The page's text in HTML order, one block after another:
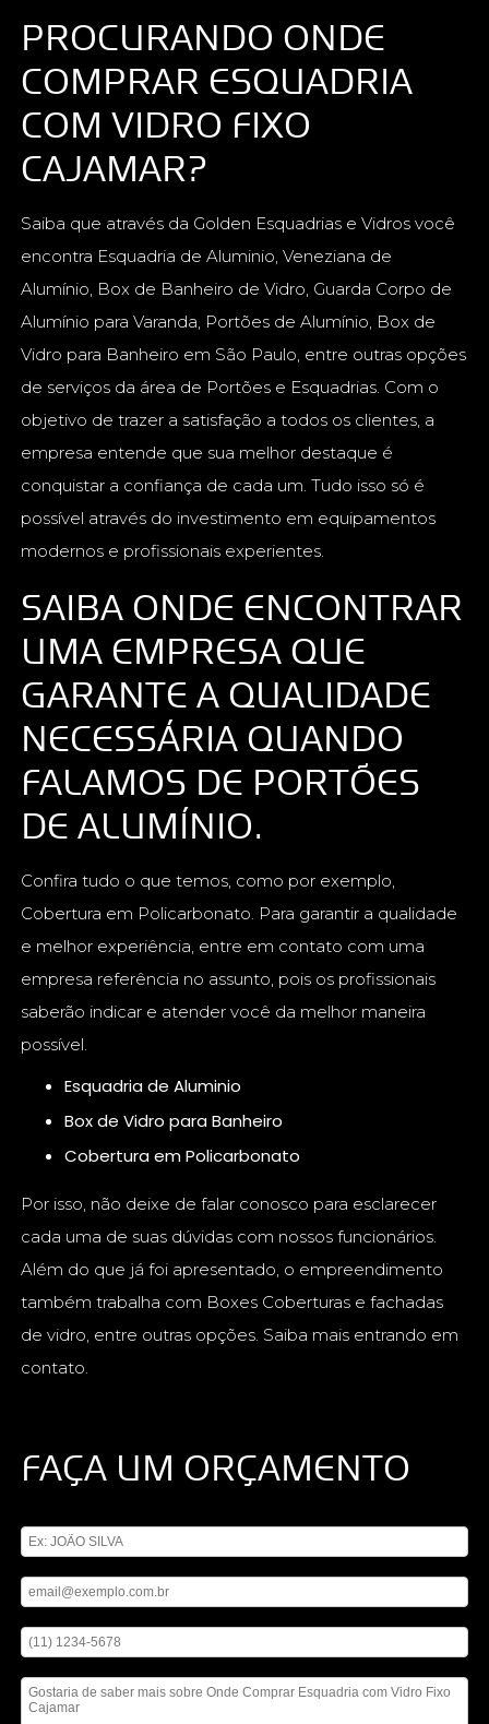
PROCURANDO ONDE
COMPRAR ESQUADRIA
COM VIDRO FIXO
CAJAMAR?
Saiba que através da Golden Esquadrias e Vidros você
encontra Esquadria de Aluminio, Veneziana de
Alumínio, Box de Banheiro de Vidro, Guarda Corpo de
Alumínio para Varanda, Portões de Alumínio, Box de
Vidro para Banheiro em São Paulo, entre outras opções
de serviços da área de Portões e Esquadrias. Com o
objetivo de trazer a satisfação a todos os clientes, a
empresa entende que sua melhor destaque é
conquistar a confiança de cada um. Tudo isso só é
possível através do investimento em equipamentos
modernos e profissionais experientes.
SAIBA ONDE ENCONTRAR
UMA EMPRESA QUE
GARANTE A QUALIDADE
NECESSÁRIA QUANDO
FALAMOS DE PORTÕES
DE ALUMÍNIO.
Confira tudo o que temos, como por exemplo,
Cobertura em Policarbonato. Para garantir a qualidade
e melhor experiência, entre em contato com uma
empresa referência no assunto, pois os profissionais
saberão indicar e atender você da melhor maneira
possível.
Esquadria de Aluminio
Box de Vidro para Banheiro
Cobertura em Policarbonato
Por isso, não deixe de falar conosco para esclarecer
cada uma de suas dúvidas com nossos funcionários.
Além do que já foi apresentado, o empreendimento
também trabalha com Boxes Coberturas e fachadas
de vidro, entre outras opções. Saiba mais entrando em
contato.
FAÇA UM ORÇAMENTO